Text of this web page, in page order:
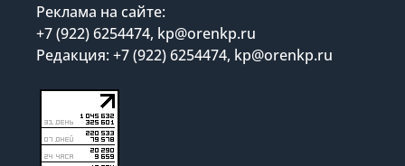
Реклама на сайте:
+7 (922) 6254474, kp@orenkp.ru
Редакция: +7 (922) 6254474, kp@orenkp.ru